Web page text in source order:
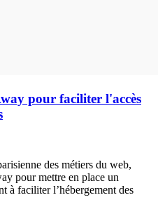
pour faciliter l'accès
des métiers du web,
pour mettre en place un
à faciliter l’hébergement des